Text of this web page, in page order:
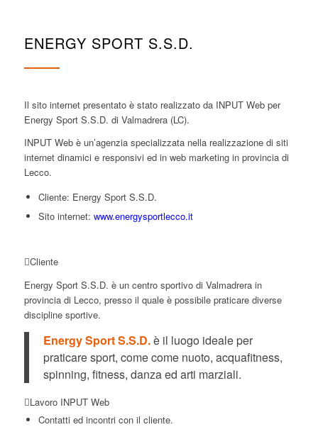
ENERGY SPORT S.S.D.
Il sito internet presentato è stato realizzato da INPUT Web per
Energy Sport S.S.D. di Valmadrera (LC).
INPUT Web è un’agenzia specializzata nella realizzazione di siti
internet dinamici e responsivi ed in web marketing in provincia di
Lecco.
Cliente: Energy Sport S.S.D.
Sito internet: www.energysportlecco.it
Cliente
Energy Sport S.S.D. è un centro sportivo di Valmadrera in
provincia di Lecco, presso il quale è possibile praticare diverse
discipline sportive.
Energy Sport S.S.D.è il luogo ideale per
praticare sport, come come nuoto, acquafitness,
spinning, fitness, danza ed arti marziali.
Lavoro INPUT Web
Contatti ed incontri con il cliente.